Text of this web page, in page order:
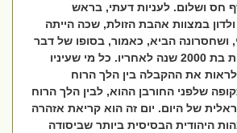
חס ושלום. לעניות דעתי, בראש
במצוות אהבת הזולת, שכה הייתה
הביא, כאמור, בסופו של דבר
לחורבן הנורא ולגלות בת 2000 שנה לאחריו. כל מי שעיניו
את ההקבלה בין הלך הרוח
שלפני החורבן ההוא, לבין הלך הרוח
של היום. יום זה הוא קריאת אזהרה
היהודית הבסיסית ביותר שביסודה